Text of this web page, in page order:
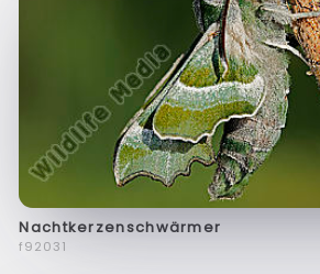
Nachtkerzenschwärmer
f92031